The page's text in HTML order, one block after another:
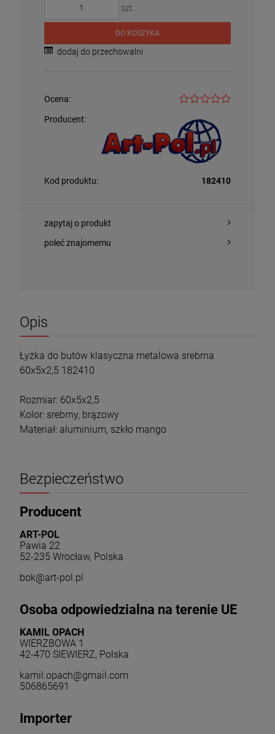
szt.
DO KOSZYKA
dodaj do przechowalni
Ocena:
Producent:
Kod produktu: 182410
zapytaj o produkt
poleć znajomemu
Opis
Łyżka do butów klasyczna metalowa srebrna
60x5x2,5 182410
Rozmiar: 60x5x2,5
Kolor: srebrny, brązowy
Materiał: aluminium, szkło mango
Bezpieczeństwo
Producent
ART-POL
Pawia 22
52-235 Wrocław, Polska
bok@art-pol.pl
Osoba odpowiedzialna na terenie UE
KAMIL OPACH
WIERZBOWA 1
42-470 SIEWIERZ, Polska
kamil.opach@gmail.com
506865691
Importer